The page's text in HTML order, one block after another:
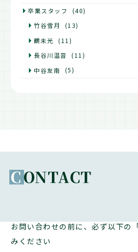
卒業スタッフ
(40)
竹谷雪月
(13)
鶴未光
(11)
長谷川温音
(11)
中谷友南
(5)
CONTACT
お問い合わせの前に、必ず以下の
みください